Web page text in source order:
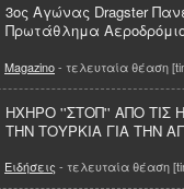
3ος Αγώνας Dragster
Πρωτάθλημα
Magazino- τελευταία θέαση
ΗΧΗΡΟ ''ΣΤΟΠ'' ΑΠΟ ΤΙΣ
ΤΗΝ ΤΟΥΡΚΙΑ ΓΙΑ ΤΗΝ
Ειδήσεις - τελευταία θέαση